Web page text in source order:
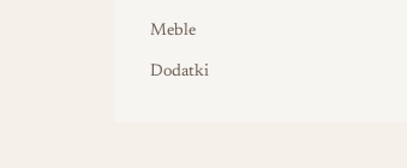
Meble
Dodatki